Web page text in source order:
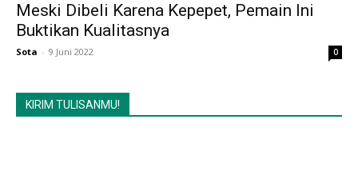
Meski Dibeli Karena Kepepet, Pemain Ini
Buktikan Kualitasnya
Sota - 9 Juni 2022 0
KIRIM TULISANMU!